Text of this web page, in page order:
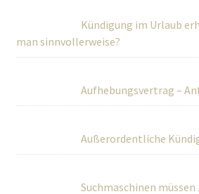
Kündigung im Urlaub
man sinnvollerweise?
Aufhebungsvertrag –
Außerordentliche
Suchmaschinen